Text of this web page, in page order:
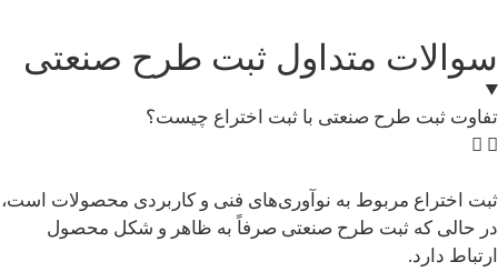
سوالات متداول ثبت طرح صنعتی
تفاوت ثبت طرح صنعتی با ثبت اختراع چیست؟
ثبت اختراع مربوط به نوآوری‌های فنی و کاربردی محصولات است،
در حالی که ثبت طرح صنعتی صرفاً به ظاهر و شکل محصول
ارتباط دارد.